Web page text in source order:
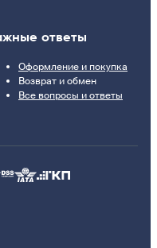
ответы
Оформление и покупка
Возврат и обмен
Все вопросы и ответы